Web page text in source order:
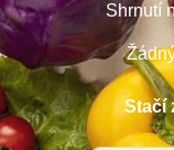
Shrnutí
Stačí